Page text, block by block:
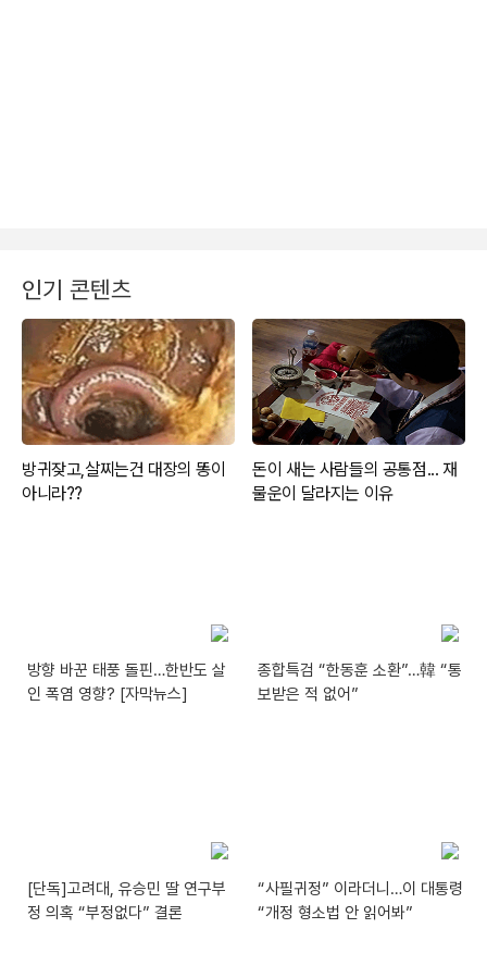
인기 콘텐츠
방향 바꾼 태풍 돌핀…한반도 살
인 폭염 영향? [자막뉴스]
종합특검 “한동훈 소환”…韓 “통
보받은 적 없어”
[단독]고려대, 유승민 딸 연구부
정 의혹 “부정없다” 결론
“사필귀정” 이라더니…이 대통령
“개정 형소법 안 읽어봐”